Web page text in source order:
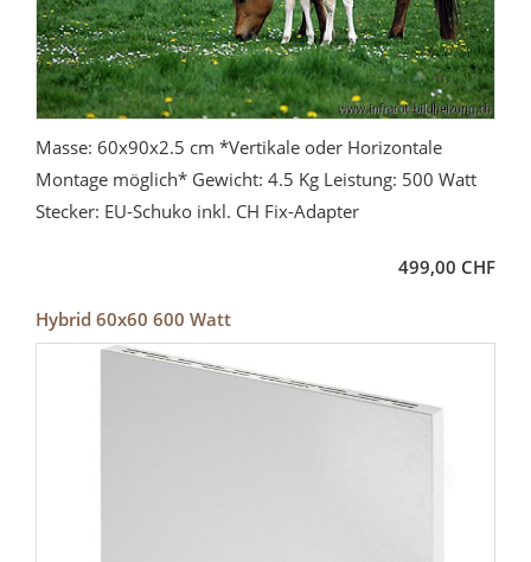
Masse: 60x90x2.5 cm *Vertikale oder Horizontale
Montage möglich* Gewicht: 4.5 Kg Leistung: 500 Watt
Stecker: EU-Schuko inkl. CH Fix-Adapter
499,00 CHF
Hybrid 60x60 600 Watt